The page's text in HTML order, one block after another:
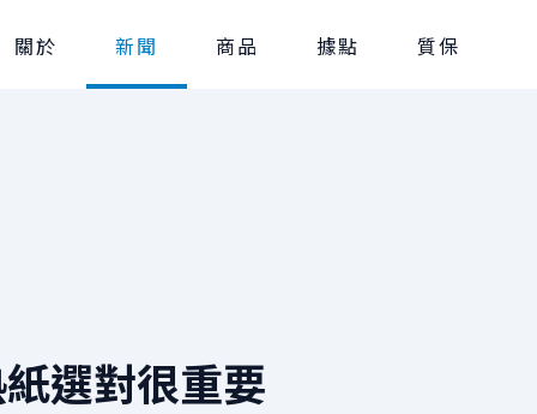
關於 新聞 商品 據點 質保
選對很重要